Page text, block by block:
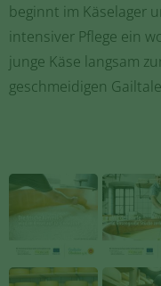
beginnt im Käselager
intensiver Pflege ein
junge Käse langsam
geschmeidigen